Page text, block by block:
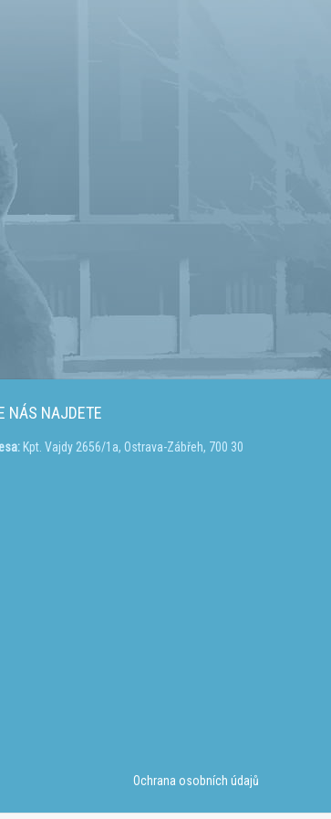
NÁS NAJDETE
Kpt. Vajdy 2656/1a, Ostrava-Zábřeh, 700 30
Ochrana osobních údajů